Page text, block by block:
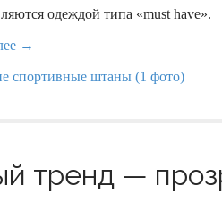
одеждой типа «must have».
→
тренд —